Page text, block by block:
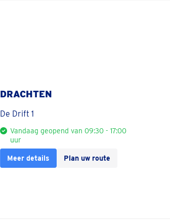
DRACHTEN
De Drift 1
Vandaag geopend van 09:30 - 17:00
uur
Meer details Plan uw route